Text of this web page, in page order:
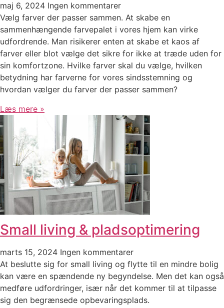
maj 6, 2024 Ingen kommentarer
Vælg farver der passer sammen. At skabe en
sammenhængende farvepalet i vores hjem kan virke
udfordrende. Man risikerer enten at skabe et kaos af
farver eller blot vælge det sikre for ikke at træde uden for
sin komfortzone. Hvilke farver skal du vælge, hvilken
betydning har farverne for vores sindsstemning og
hvordan vælger du farver der passer sammen?
Læs mere »
Small living & pladsoptimering
marts 15, 2024 Ingen kommentarer
At beslutte sig for small living og flytte til en mindre bolig
kan være en spændende ny begyndelse. Men det kan også
medføre udfordringer, især når det kommer til at tilpasse
sig den begrænsede opbevaringsplads.